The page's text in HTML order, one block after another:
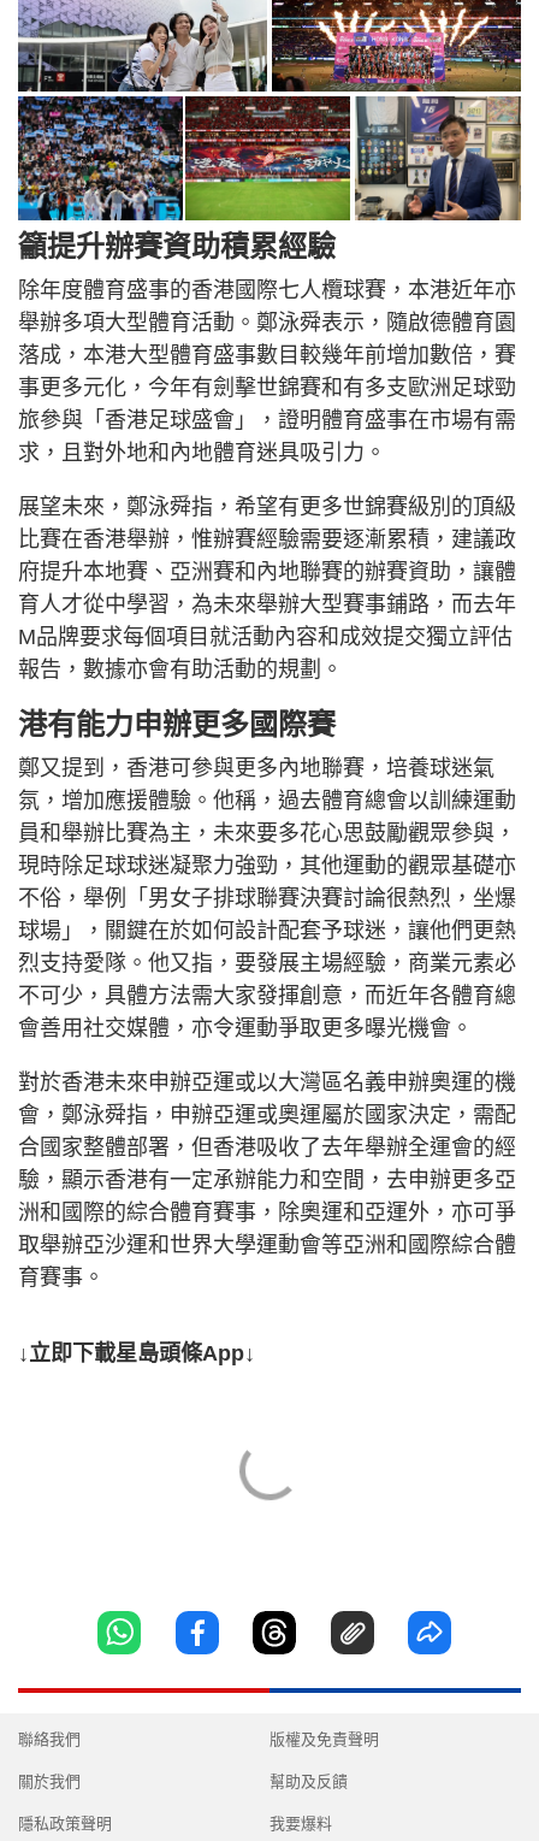
籲提升辦賽資助積累經驗
除年度體育盛事的香港國際七人欖球賽，本港近年亦
舉辦多項大型體育活動。鄭泳舜表示，隨啟德體育園
落成，本港大型體育盛事數目較幾年前增加數倍，賽
事更多元化，今年有劍擊世錦賽和有多支歐洲足球勁
旅參與「香港足球盛會」，證明體育盛事在市場有需
求，且對外地和內地體育迷具吸引力。
展望未來，鄭泳舜指，希望有更多世錦賽級別的頂級
比賽在香港舉辦，惟辦賽經驗需要逐漸累積，建議政
府提升本地賽、亞洲賽和內地聯賽的辦賽資助，讓體
育人才從中學習，為未來舉辦大型賽事鋪路，而去年
M品牌要求每個項目就活動內容和成效提交獨立評估
報告，數據亦會有助活動的規劃。
港有能力申辦更多國際賽
鄭又提到，香港可參與更多內地聯賽，培養球迷氣
氛，增加應援體驗。他稱，過去體育總會以訓練運動
員和舉辦比賽為主，未來要多花心思鼓勵觀眾參與，
現時除足球球迷凝聚力強勁，其他運動的觀眾基礎亦
不俗，舉例「男女子排球聯賽決賽討論很熱烈，坐爆
球場」，關鍵在於如何設計配套予球迷，讓他們更熱
烈支持愛隊。他又指，要發展主場經驗，商業元素必
不可少，具體方法需大家發揮創意，而近年各體育總
會善用社交媒體，亦令運動爭取更多曝光機會。
對於香港未來申辦亞運或以大灣區名義申辦奧運的機
會，鄭泳舜指，申辦亞運或奧運屬於國家決定，需配
合國家整體部署，但香港吸收了去年舉辦全運會的經
驗，顯示香港有一定承辦能力和空間，去申辦更多亞
洲和國際的綜合體育賽事，除奧運和亞運外，亦可爭
取舉辦亞沙運和世界大學運動會等亞洲和國際綜合體
育賽事。
↓立即下載星島頭條App↓
聯絡我們
關於我們
隱私政策聲明
版權及免責聲明
幫助及反饋
我要爆料